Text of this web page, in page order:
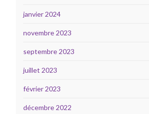
janvier 2024
novembre 2023
septembre 2023
juillet 2023
février 2023
décembre 2022